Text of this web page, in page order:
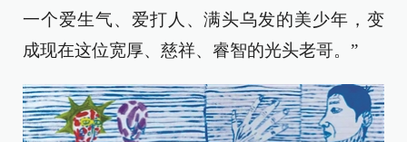
一个爱生气、爱打人、满头乌发的美少年，变
成现在这位宽厚、慈祥、睿智的光头老哥。”